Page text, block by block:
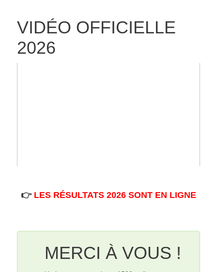
VIDÉO OFFICIELLE
2026
👉 LES RÉSULTATS 2026 SONT EN LIGNE
MERCI À VOUS !